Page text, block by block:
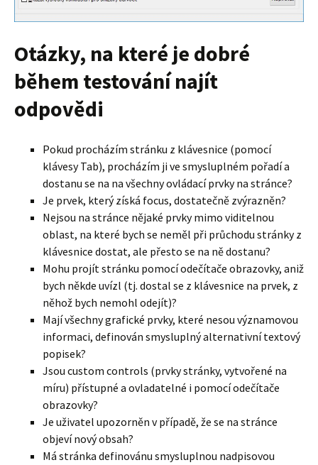
Otázky, na které je dobré
během testování najít
odpovědi
Pokud procházím stránku z klávesnice (pomocí
klávesy Tab), procházím ji ve smysluplném pořadí a
dostanu se na na všechny ovládací prvky na stránce?
Je prvek, který získá focus, dostatečně zvýrazněn?
Nejsou na stránce nějaké prvky mimo viditelnou
oblast, na které bych se neměl při průchodu stránky z
klávesnice dostat, ale přesto se na ně dostanu?
Mohu projít stránku pomocí odečítače obrazovky, aniž
bych někde uvízl (tj. dostal se z klávesnice na prvek, z
něhož bych nemohl odejít)?
Mají všechny grafické prvky, které nesou významovou
informaci, definován smysluplný alternativní textový
popisek?
Jsou custom controls (prvky stránky, vytvořené na
míru) přístupné a ovladatelné i pomocí odečítače
obrazovky?
Je uživatel upozorněn v případě, že se na stránce
objeví nový obsah?
Má stránka definovánu smysluplnou nadpisovou